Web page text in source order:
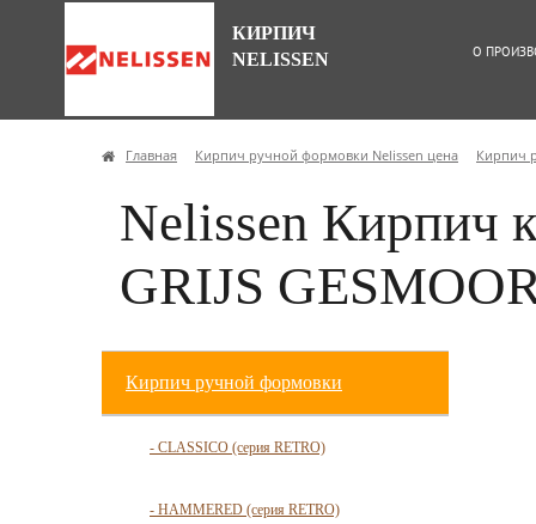
КИРПИЧ
NELISSEN
О
Главная Кирпич ручной формовки Nelissen цена Кирпич
Nelissen Кирпич
GRIJS
Кирпич ручной формовки
- CLASSICO (серия RETRO)
- HAMMERED (серия RETRO)